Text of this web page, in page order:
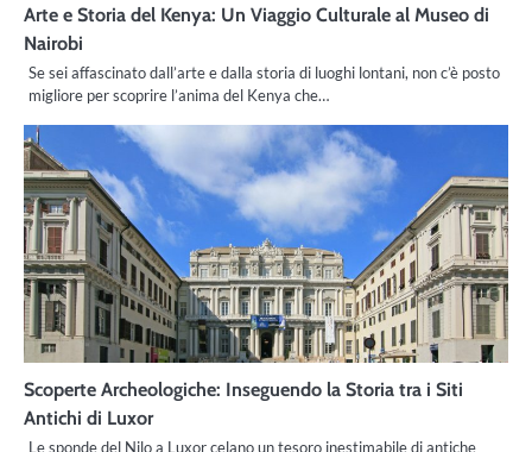
Arte e Storia del Kenya: Un Viaggio Culturale al Museo di
Nairobi
Se sei affascinato dall’arte e dalla storia di luoghi lontani, non c’è posto
migliore per scoprire l’anima del Kenya che…
Scoperte Archeologiche: Inseguendo la Storia tra i Siti
Antichi di Luxor
Le sponde del Nilo a Luxor celano un tesoro inestimabile di antiche